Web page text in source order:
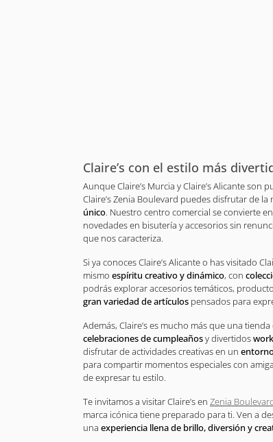
Claire’s con el estilo más
Aunque Claire’s Murcia y Claire’s Alicante
Claire’s Zenia Boulevard puedes disfrutar de
único. Nuestro centro comercial se convierte
novedades en bisutería y accesorios sin
que nos caracteriza.
Si ya conoces Claire’s Alicante o has visitado
mismo espíritu creativo y dinámico, con
podrás explorar accesorios temáticos,
gran variedad de artículos pensados para
Además, Claire’s es mucho más que una
celebraciones de cumpleañosy divertidos
disfrutar de actividades creativas en un
para compartir momentos especiales con
de expresar tu estilo.
Te invitamos a visitar Claire’s en Zenia
marca icónica tiene preparado para ti. Ven a
una experiencia llena de brillo, diversión y